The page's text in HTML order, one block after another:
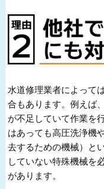
水道修理業者によって
合もあります。例えば
が不足していて作業を
はあっても高圧洗浄機
去するための機械）と
していない特殊機械を
があります。